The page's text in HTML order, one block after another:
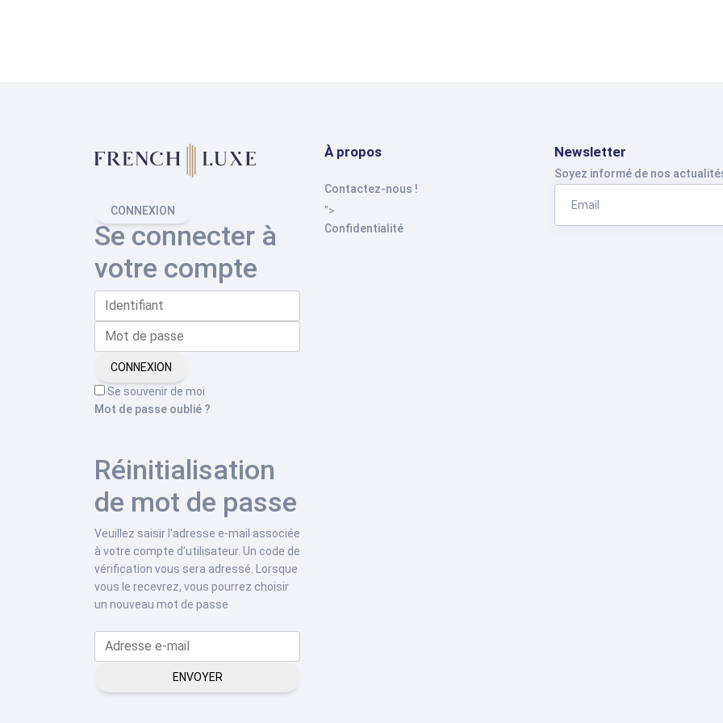
CONNEXION
Se connecter à
votre compte
CONNEXION
Se souvenir de moi
Mot de passe oublié ?
Réinitialisation
de mot de passe
Veuillez saisir l'adresse e-mail associée
à votre compte d'utilisateur. Un code de
vérification vous sera adressé. Lorsque
vous le recevrez, vous pourrez choisir
un nouveau mot de passe
ENVOYER
À propos
Contactez-nous !
">
Confidentialité
Newsletter
Soyez informé de nos